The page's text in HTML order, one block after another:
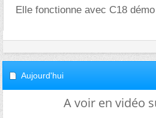
Elle fonctionne avec C18
Aujourd'hui
A voir en vidéo